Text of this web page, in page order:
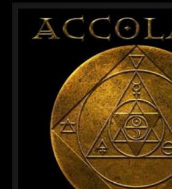
►
►
►
►
►
►
►